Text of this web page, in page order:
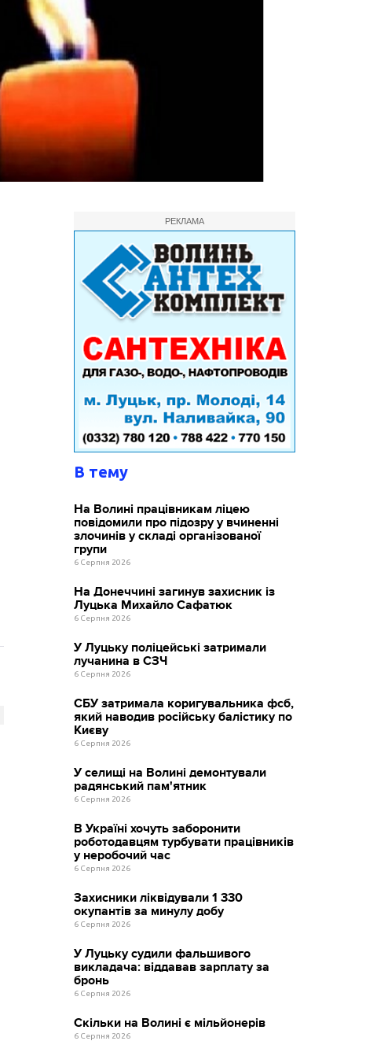
РЕКЛАМА
В тему
На Волині працівникам ліцею
повідомили про підозру у вчиненні
злочинів у складі організованої
групи
6 Серпня 2026
На Донеччині загинув захисник із
Луцька Михайло Сафатюк
6 Серпня 2026
У Луцьку поліцейські затримали
лучанина в СЗЧ
6 Серпня 2026
СБУ затримала коригувальника фсб,
який наводив російську балістику по
Києву
6 Серпня 2026
У селищі на Волині демонтували
радянський пам'ятник
6 Серпня 2026
В Україні хочуть заборонити
роботодавцям турбувати працівників
у неробочий час
6 Серпня 2026
Захисники ліквідували 1 330
окупантів за минулу добу
6 Серпня 2026
У Луцьку судили фальшивого
викладача: віддавав зарплату за
бронь
6 Серпня 2026
Скільки на Волині є мільйонерів
6 Серпня 2026